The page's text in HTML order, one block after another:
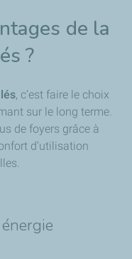
de l'allumage et de
maison et l'eau
technique :
de la
?
, c’est faire le choix
sur le long terme.
de foyers grâce à
d’utilisation